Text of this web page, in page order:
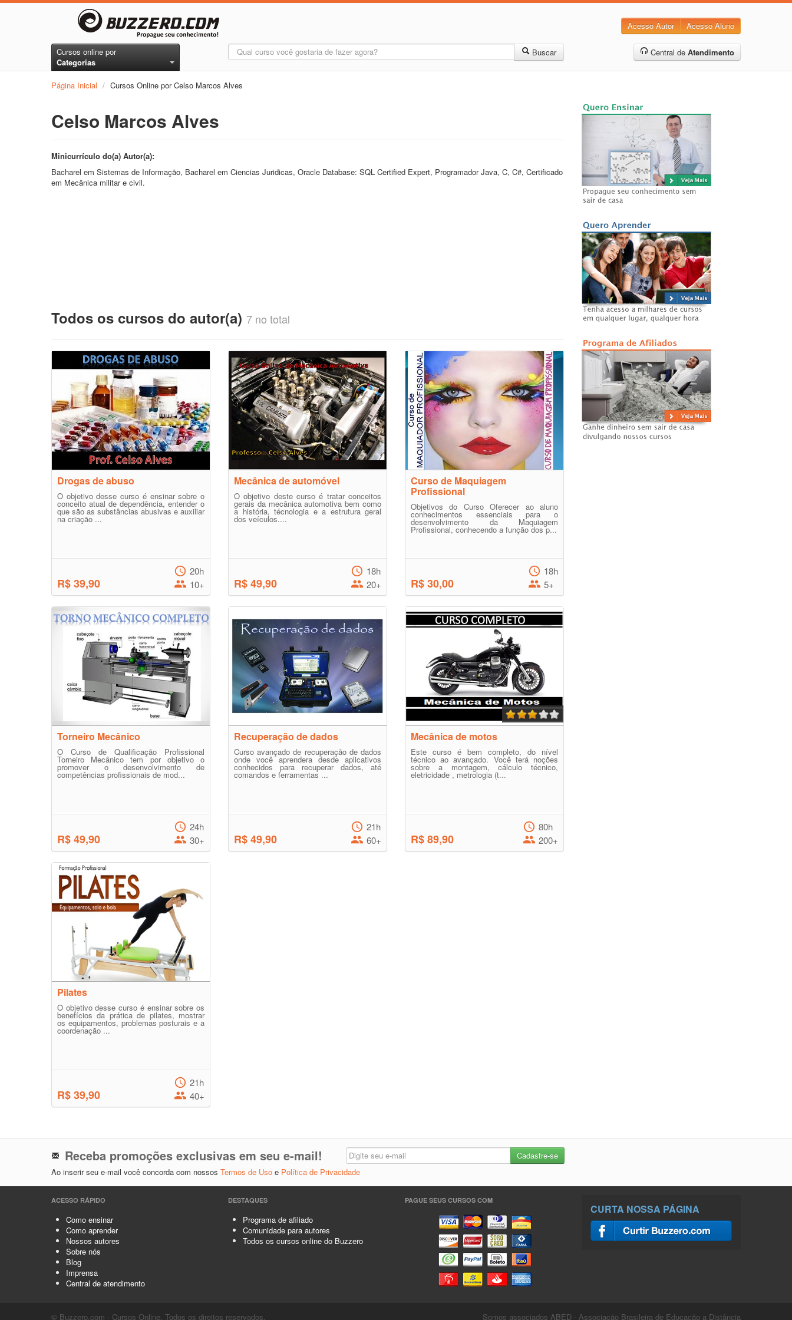
Acesso Autor Acesso Aluno
Cursos online por
Categorias
Buscar Central de Atendimento
Página Inicial / Cursos Online por Celso Marcos Alves
Celso Marcos Alves
Minicurrículo do(a) Autor(a):
Bacharel em Sistemas de Informação, Bacharel em Ciencias Juridicas, Oracle Database: SQL Certified Expert, Programador Java, C, C#, Certificado
em Mecânica militar e civil.
Todos os cursos do autor(a) 7 no total
Drogas de abuso
O objetivo desse curso é ensinar sobre o
conceito atual de dependência, entender o
que são as substâncias abusivas e auxiliar
na criação ...
R$ 39,90
20h
10+
Mecânica de automóvel
O objetivo deste curso é tratar conceitos
gerais da mecânica automotiva bem como
a história, técnologia e a estrutura geral
dos veículos....
R$ 49,90
18h
20+
Curso de Maquiagem
Profissional
Objetivos do Curso Oferecer ao aluno
conhecimentos essenciais para o
desenvolvimento da Maquiagem
Profissional, conhecendo a função dos p...
R$ 30,00
18h
5+
Torneiro Mecânico
O Curso de Qualificação Profissional
Torneiro Mecânico tem por objetivo o
promover o desenvolvimento de
competências profissionais de mod...
R$ 49,90
24h
30+
Recuperação de dados
Curso avançado de recuperação de dados
onde você aprendera desde aplicativos
conhecidos para recuperar dados, até
comandos e ferramentas ...
R$ 49,90
21h
60+
Mecânica de motos
Este curso é bem completo, do nível
técnico ao avançado. Você terá noções
sobre a montagem, cálculo técnico,
eletricidade , metrologia (t...
R$ 89,90
80h
200+
Pilates
O objetivo desse curso é ensinar sobre os
benefícios da prática de pilates, mostrar
os equipamentos, problemas posturais e a
coordenação ...
R$ 39,90
21h
40+
Receba promoções exclusivas em seu e-mail!
Ao inserir seu e-mail você concorda com nossos Termos de Uso e Política de Privacidade
ACESSO RÁPIDO
Como ensinar
Como aprender
Nossos autores
Sobre nós
Blog
Imprensa
Central de atendimento
DESTAQUES
Programa de afiliado
Comunidade para autores
Todos os cursos online do Buzzero
PAGUE SEUS CURSOS COM
CURTA NOSSA PÁGINA
© Buzzero.com - Cursos Online. Todos os direitos reservados. Somos associados ABED - Associação Brasileira de Educação a Distância